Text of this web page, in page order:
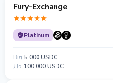
Fury-Exchange
Platinum
Від 5 000 USDC
До 100 000 USDC